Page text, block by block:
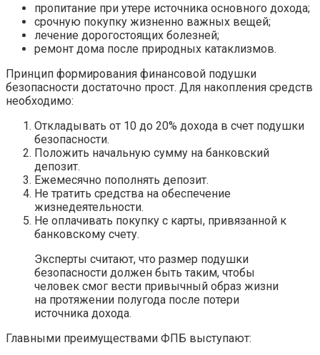
пропитание при утере источника основного дохода;
срочную покупку жизненно важных вещей;
лечение дорогостоящих болезней;
ремонт дома после природных катаклизмов.
Принцип формирования финансовой подушки
безопасности достаточно прост. Для накопления средств
необходимо:
Откладывать от 10 до 20% дохода в счет подушки
безопасности.
Положить начальную сумму на банковский
депозит.
Ежемесячно пополнять депозит.
Не тратить средства на обеспечение
жизнедеятельности.
Не оплачивать покупку с карты, привязанной к
банковскому счету.
Эксперты считают, что размер подушки
безопасности должен быть таким, чтобы
человек смог вести привычный образ жизни
на протяжении полугода после потери
источника дохода.
Главными преимуществами ФПБ выступают: